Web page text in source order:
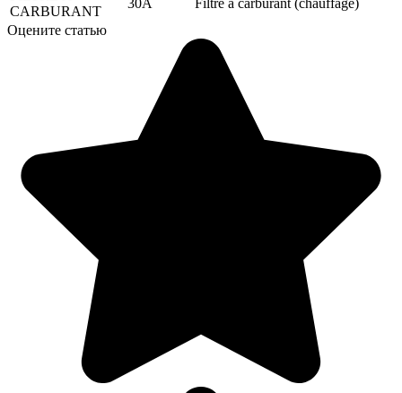
CARBURANT
Оцените статью